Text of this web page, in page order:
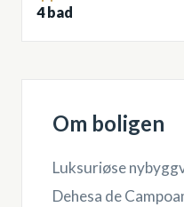
4 bad
Om boligen
Luksuriøse
Dehesa de